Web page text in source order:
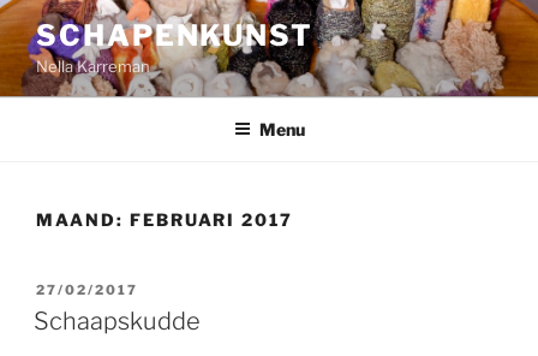
Ga
naar
inhoud
SCHAPENKUNST
Nella Karreman
Menu
MAAND: FEBRUARI 2017
GEPLAATST
OP
27/02/2017
Schaapskudde